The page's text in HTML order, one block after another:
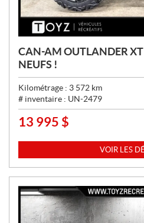
CAN-AM OUTLANDER XT
NEUFS !
Kilométrage : 3 572 km
# inventaire : UN-2479
P
X
:
13 995 $
VOIR LES